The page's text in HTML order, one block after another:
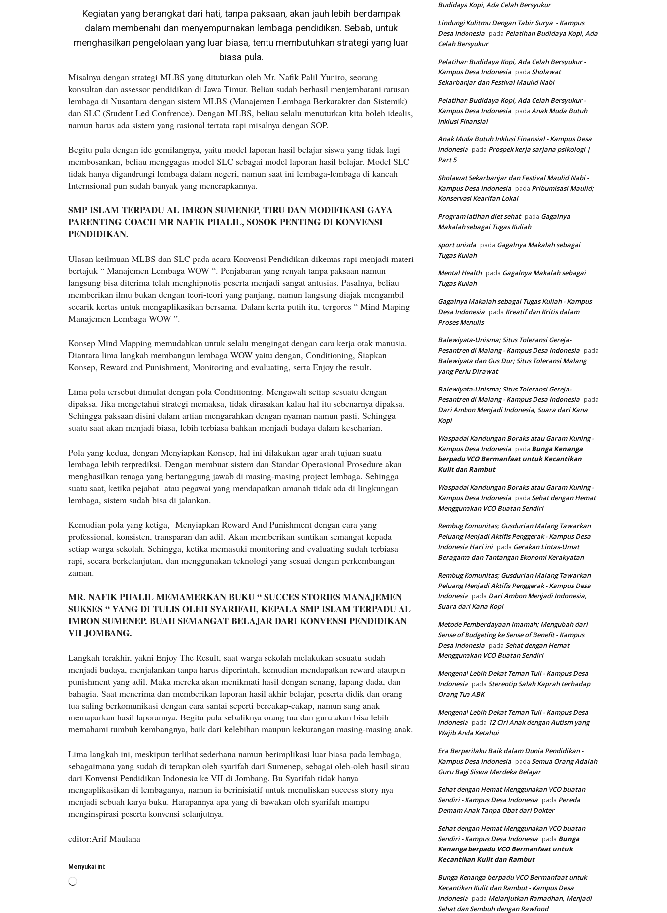
Kegiatan yang berangkat dari hati, tanpa paksaan, akan jauh lebih berdampak
dalam membenahi dan menyempurnakan lembaga pendidikan. Sebab, untuk
menghasilkan pengelolaan yang luar biasa, tentu membutuhkan strategi yang luar
biasa pula.
Misalnya dengan strategi MLBS yang dituturkan oleh Mr. Nafik Palil Yuniro, seorang
konsultan dan assessor pendidikan di Jawa Timur. Beliau sudah berhasil menjembatani ratusan
lembaga di Nusantara dengan sistem MLBS (Manajemen Lembaga Berkarakter dan Sistemik)
dan SLC (Student Led Confrence). Dengan MLBS, beliau selalu menuturkan kita boleh idealis,
namun harus ada sistem yang rasional tertata rapi misalnya dengan SOP.
Begitu pula dengan ide gemilangnya, yaitu model laporan hasil belajar siswa yang tidak lagi
membosankan, beliau menggagas model SLC sebagai model laporan hasil belajar. Model SLC
tidak hanya digandrungi lembaga dalam negeri, namun saat ini lembaga-lembaga di kancah
Internsional pun sudah banyak yang menerapkannya.
SMP ISLAM TERPADU AL IMRON SUMENEP, TIRU DAN MODIFIKASI GAYA
PARENTING COACH MR NAFIK PHALIL, SOSOK PENTING DI KONVENSI
PENDIDIKAN.
Ulasan keilmuan MLBS dan SLC pada acara Konvensi Pendidikan dikemas rapi menjadi materi
bertajuk “ Manajemen Lembaga WOW “. Penjabaran yang renyah tanpa paksaan namun
langsung bisa diterima telah menghipnotis peserta menjadi sangat antusias. Pasalnya, beliau
memberikan ilmu bukan dengan teori-teori yang panjang, namun langsung diajak mengambil
secarik kertas untuk mengaplikasikan bersama. Dalam kerta putih itu, tergores “ Mind Maping
Manajemen Lembaga WOW ”.
Konsep Mind Mapping memudahkan untuk selalu mengingat dengan cara kerja otak manusia.
Diantara lima langkah membangun lembaga WOW yaitu dengan, Conditioning, Siapkan
Konsep, Reward and Punishment, Monitoring and evaluating, serta Enjoy the result.
Lima pola tersebut dimulai dengan pola Conditioning. Mengawali setiap sesuatu dengan
dipaksa. Jika mengetahui strategi memaksa, tidak dirasakan kalau hal itu sebenarnya dipaksa.
Sehingga paksaan disini dalam artian mengarahkan dengan nyaman namun pasti. Sehingga
suatu saat akan menjadi biasa, lebih terbiasa bahkan menjadi budaya dalam keseharian.
Pola yang kedua, dengan Menyiapkan Konsep, hal ini dilakukan agar arah tujuan suatu
lembaga lebih terprediksi. Dengan membuat sistem dan Standar Operasional Prosedure akan
menghasilkan tenaga yang bertanggung jawab di masing-masing project lembaga. Sehingga
suatu saat, ketika pejabat atau pegawai yang mendapatkan amanah tidak ada di lingkungan
lembaga, sistem sudah bisa di jalankan.
Kemudian pola yang ketiga, Menyiapkan Reward And Punishment dengan cara yang
professional, konsisten, transparan dan adil. Akan memberikan suntikan semangat kepada
setiap warga sekolah. Sehingga, ketika memasuki monitoring and evaluating sudah terbiasa
rapi, secara berkelanjutan, dan menggunakan teknologi yang sesuai dengan perkembangan
zaman.
MR. NAFIK PHALIL MEMAMERKAN BUKU “ SUCCES STORIES MANAJEMEN
SUKSES “ YANG DI TULIS OLEH SYARIFAH, KEPALA SMP ISLAM TERPADU AL
IMRON SUMENEP. BUAH SEMANGAT BELAJAR DARI KONVENSI PENDIDIKAN
VII JOMBANG.
Langkah terakhir, yakni Enjoy The Result, saat warga sekolah melakukan sesuatu sudah
menjadi budaya, menjalankan tanpa harus diperintah, kemudian mendapatkan reward ataupun
punishment yang adil. Maka mereka akan menikmati hasil dengan senang, lapang dada, dan
bahagia. Saat menerima dan memberikan laporan hasil akhir belajar, peserta didik dan orang
tua saling berkomunikasi dengan cara santai seperti bercakap-cakap, namun sang anak
memaparkan hasil laporannya. Begitu pula sebaliknya orang tua dan guru akan bisa lebih
memahami tumbuh kembangnya, baik dari kelebihan maupun kekurangan masing-masing anak.
Lima langkah ini, meskipun terlihat sederhana namun berimplikasi luar biasa pada lembaga,
sebagaimana yang sudah di terapkan oleh syarifah dari Sumenep, sebagai oleh-oleh hasil sinau
dari Konvensi Pendidikan Indonesia ke VII di Jombang. Bu Syarifah tidak hanya
mengaplikasikan di lembaganya, namun ia berinisiatif untuk menuliskan success story nya
menjadi sebuah karya buku. Harapannya apa yang di bawakan oleh syarifah mampu
menginspirasi peserta konvensi selanjutnya.
editor:Arif Maulana
Menyukai ini:
M
Budidaya Kopi, Ada Celah Bersyukur
Lindungi Kulitmu Dengan Tabir Surya - Kampus
Desa Indonesia pada Pelatihan Budidaya Kopi, Ada
Celah Bersyukur
Pelatihan Budidaya Kopi, Ada Celah Bersyukur -
Kampus Desa Indonesia pada Sholawat
Sekarbanjar dan Festival Maulid Nabi
Pelatihan Budidaya Kopi, Ada Celah Bersyukur -
Kampus Desa Indonesia pada Anak Muda Butuh
Inklusi Finansial
Anak Muda Butuh Inklusi Finansial - Kampus Desa
Indonesia pada Prospek kerja sarjana psikologi |
Part 5
Sholawat Sekarbanjar dan Festival Maulid Nabi -
Kampus Desa Indonesia pada Pribumisasi Maulid;
Konservasi Kearifan Lokal
Program latihan diet sehat pada Gagalnya
Makalah sebagai Tugas Kuliah
sport unisda pada Gagalnya Makalah sebagai
Tugas Kuliah
Mental Health pada Gagalnya Makalah sebagai
Tugas Kuliah
Gagalnya Makalah sebagai Tugas Kuliah - Kampus
Desa Indonesia pada Kreatif dan Kritis dalam
Proses Menulis
Balewiyata-Unisma; Situs Toleransi Gereja-
Pesantren di Malang - Kampus Desa Indonesia pada
Balewiyata dan Gus Dur; Situs Toleransi Malang
yang Perlu Dirawat
Balewiyata-Unisma; Situs Toleransi Gereja-
Pesantren di Malang - Kampus Desa Indonesia pada
Dari Ambon Menjadi Indonesia, Suara dari Kana
Kopi
Waspadai Kandungan Boraks atau Garam Kuning -
Kampus Desa Indonesia pada Bunga Kenanga
berpadu VCOBermanfaat untuk Kecantikan
Kulit dan Rambut
Waspadai Kandungan Boraks atau Garam Kuning -
Kampus Desa Indonesia pada Sehat dengan Hemat
Menggunakan VCO Buatan Sendiri
Rembug Komunitas; Gusdurian Malang Tawarkan
Peluang Menjadi Aktifis Penggerak - Kampus Desa
Indonesia Hari ini pada Gerakan Lintas-Umat
Beragama dan Tantangan Ekonomi Kerakyatan
Rembug Komunitas; Gusdurian Malang Tawarkan
Peluang Menjadi Aktifis Penggerak - Kampus Desa
Indonesia pada Dari Ambon Menjadi Indonesia,
Suara dari Kana Kopi
Metode Pemberdayaan Imamah; Mengubah dari
Sense of Budgeting ke Sense of Benefit - Kampus
Desa Indonesia pada Sehat dengan Hemat
Menggunakan VCO Buatan Sendiri
Mengenal Lebih Dekat Teman Tuli - Kampus Desa
Indonesia pada Stereotip Salah Kaprah terhadap
Orang Tua ABK
Mengenal Lebih Dekat Teman Tuli - Kampus Desa
Indonesia pada 12 Ciri Anak dengan Autism yang
Wajib Anda Ketahui
Era Berperilaku Baik dalam Dunia Pendidikan -
Kampus Desa Indonesia pada Semua Orang Adalah
Guru Bagi Siswa Merdeka Belajar
Sehat dengan Hemat Menggunakan VCO buatan
Sendiri - Kampus Desa Indonesia pada Pereda
Demam Anak Tanpa Obat dari Dokter
Sehat dengan Hemat Menggunakan VCO buatan
Sendiri - Kampus Desa Indonesia pada Bunga
Kenanga berpadu VCOBermanfaat untuk
Kecantikan Kulit dan Rambut
Bunga Kenanga berpadu VCO Bermanfaat untuk
Kecantikan Kulit dan Rambut - Kampus Desa
Indonesia pada Melanjutkan Ramadhan, Menjadi
Sehat dan Sembuh dengan Rawfood